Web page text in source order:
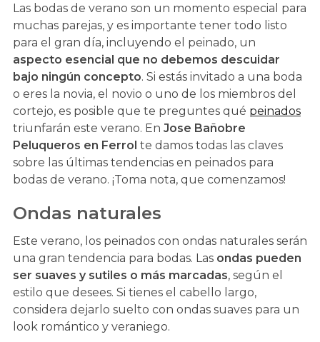
Las bodas de verano son un momento especial para
muchas parejas, y es importante tener todo listo
para el gran día, incluyendo el peinado, un
aspecto esencial que no debemos descuidar
bajo ningún concepto. Si estás invitado a una boda
o eres la novia, el novio o uno de los miembros del
cortejo, es posible que te preguntes qué peinados
triunfarán este verano. En Jose Bañobre
Peluqueros en Ferrol te damos todas las claves
sobre las últimas tendencias en peinados para
bodas de verano. ¡Toma nota, que comenzamos!
Ondas naturales
Este verano, los peinados con ondas naturales serán
una gran tendencia para bodas. Las ondas pueden
ser suaves y sutiles o más marcadas, según el
estilo que desees. Si tienes el cabello largo,
considera dejarlo suelto con ondas suaves para un
look romántico y veraniego.